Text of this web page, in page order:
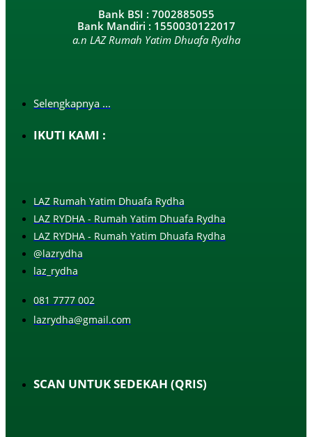
Bank BSI : 7002885055
Bank Mandiri : 1550030122017
a.n LAZ Rumah Yatim Dhuafa Rydha
Selengkapnya ...
IKUTI KAMI :
LAZ Rumah Yatim Dhuafa Rydha
LAZ RYDHA - Rumah Yatim Dhuafa Rydha
LAZ RYDHA - Rumah Yatim Dhuafa Rydha
@lazrydha
laz_rydha
081 7777 002
lazrydha@gmail.com
SCAN UNTUK SEDEKAH (QRIS)